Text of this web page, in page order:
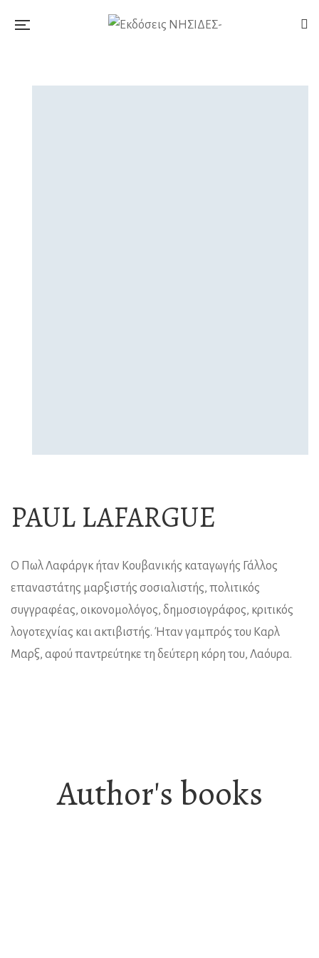
PAUL LAFARGUE
Ο Πωλ Λαφάργκ ήταν Κουβανικής καταγωγής Γάλλος
επαναστάτης μαρξιστής σοσιαλιστής, πολιτικός
συγγραφέας, οικονομολόγος, δημοσιογράφος, κριτικός
λογοτεχνίας και ακτιβιστής. Ήταν γαμπρός του Καρλ
Μαρξ, αφού παντρεύτηκε τη δεύτερη κόρη του, Λαόυρα.
Author's books